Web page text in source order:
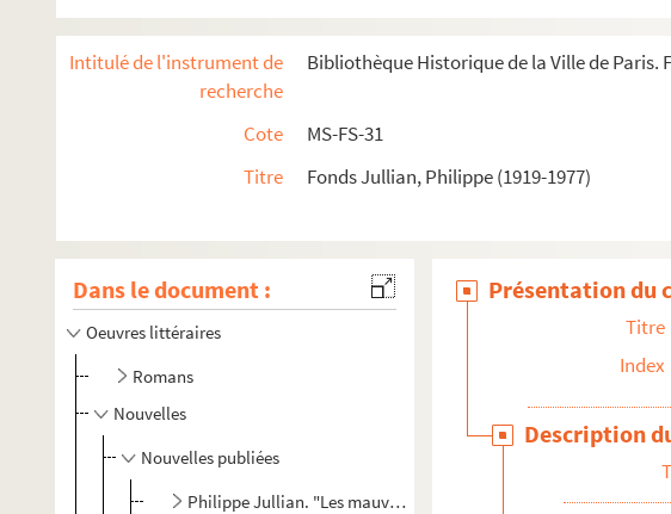
Intitulé de l'instrument de
recherche
Bibliothèque Historique de la Ville de Paris.
Cote
MS-FS-31
Titre
Fonds Jullian, Philippe (1919-1977)
Dans le document :
Oeuvres littéraires
Romans
Nouvelles
Nouvelles publiées
Philippe Jullian. "Les mauvais pauvres. Nouvelles"
Présentation du
Titre
Index
Description